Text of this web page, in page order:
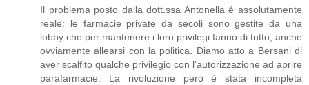
Il problema posto dalla dott.ssa Antonella é assolutamente
reale: le farmacie private da secoli sono gestite da una
lobby che per mantenere i loro privilegi fanno di tutto, anche
ovviamente allearsi con la politica. Diamo atto a Bersani di
aver scalfito qualche privilegio con l'autorizzazione ad aprire
parafarmacie. La rivoluzione però è stata incompleta